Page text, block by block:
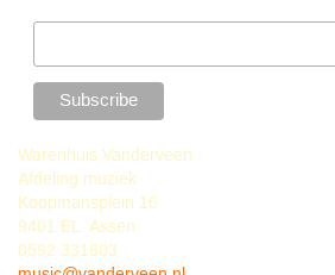
Warenhuis Vanderveen
Afdeling muziek
Koopmansplein 16
9401 EL Assen
0592 331803